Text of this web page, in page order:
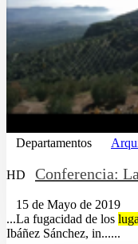
Departamentos
HD Conferencia:
15 de Mayo de 2019
...La fugacidad de los
Ibáñez Sánchez, in......